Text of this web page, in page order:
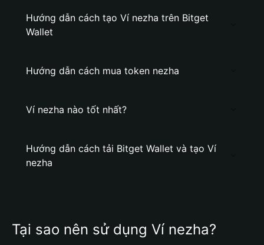
Hướng dẫn cách tạo Ví nezha trên Bitget
Wallet
Hướng dẫn cách mua token nezha
Ví nezha nào tốt nhất?
Hướng dẫn cách tải Bitget Wallet và tạo Ví
nezha
Tại sao nên sử dụng Ví nezha?